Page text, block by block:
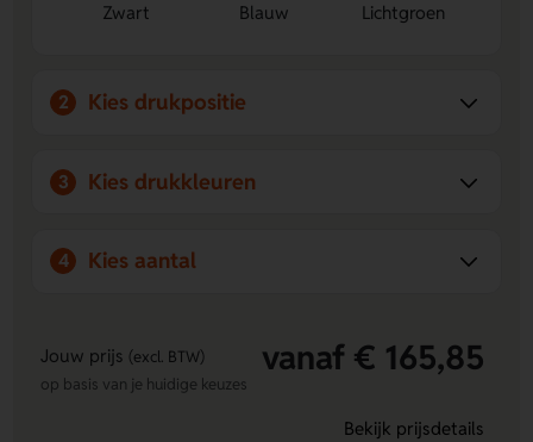
Zwart Blauw Lichtgroen
2 Kies drukpositie
3 Kies drukkleuren
4 Kies aantal
Jouw prijs (excl. BTW) vanaf € 165,85
op basis van je huidige keuzes
Bekijk prijsdetails